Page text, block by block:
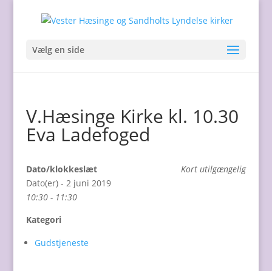
Vælg en side
V.Hæsinge Kirke kl. 10.30
Eva Ladefoged
Kort utilgængelig
Dato/klokkeslæt
Dato(er) - 2 juni 2019
10:30 - 11:30
Kategori
Gudstjeneste